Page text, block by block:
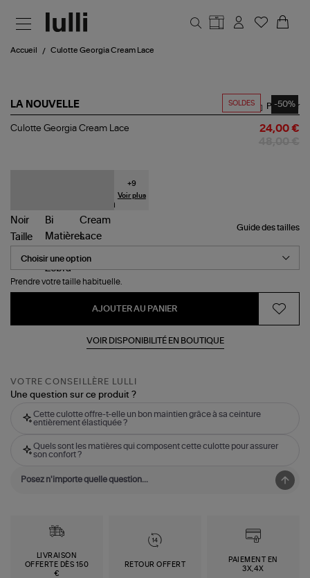
Accueil Culotte Georgia Cream Lace
SOLDES -50%
LA NOUVELLE
Culotte
Partager
Culotte Georgia Cream Lace 24,00 €
+9
Voir plus
Guide des tailles
Taille
Prendre votre taille habituelle.
AJOUTER AU PANIER
VOIR DISPONIBILITÉ EN BOUTIQUE
VOTRE CONSEILLÈRE LULLI
Une question sur ce produit ?
Cette culotte offre-t-elle un bon maintien grâce à sa ceinture
entièrement élastiquée ?
Quels sont les matières qui composent cette culotte pour assurer
son confort ?
LIVRAISON
OFFERTE DÈS 150
€
RETOUR OFFERT
PAIEMENT EN
3X,4X